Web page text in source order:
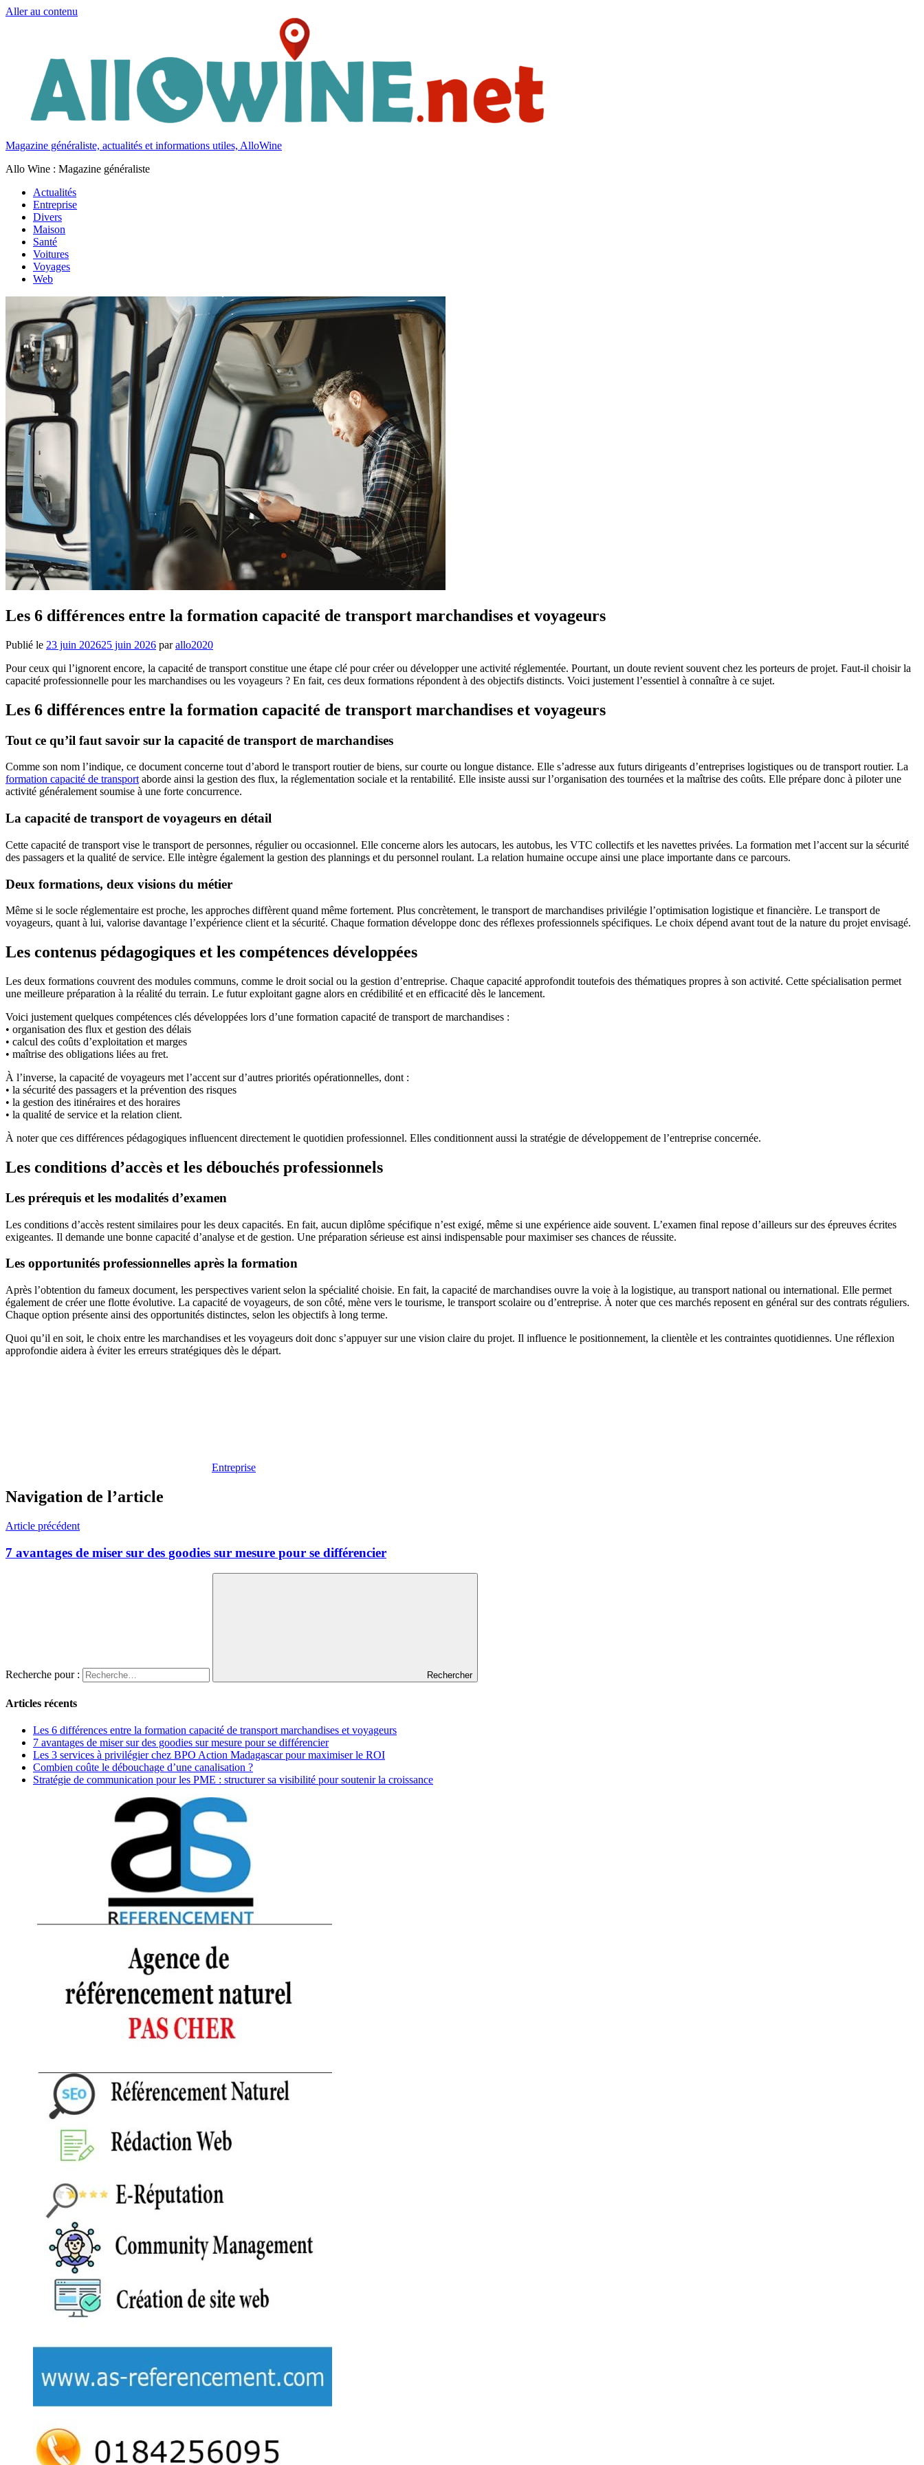
Aller au contenu
Magazine généraliste, actualités et informations utiles, AlloWine
Allo Wine : Magazine généraliste
Actualités
Entreprise
Divers
Maison
Santé
Voitures
Voyages
Web
Les 6 différences entre la formation capacité de transport marchandises et voyageurs
Publié le 23 juin 202625 juin 2026 parallo2020
Pour ceux qui l’ignorent encore, la capacité de transport constitue une étape clé pour créer ou développer une activité réglementée. Pourtant, un doute revient souvent chez les porteurs de projet. Faut-il choisir la
capacité professionnelle pour les marchandises ou les voyageurs ? En fait, ces deux formations répondent à des objectifs distincts. Voici justement l’essentiel à connaître à ce sujet.
Les 6 différences entre la formation capacité de transport marchandises et voyageurs
Tout ce qu’il faut savoir sur la capacité de transport de marchandises
Comme son nom l’indique, ce document concerne tout d’abord le transport routier de biens, sur courte ou longue distance. Elle s’adresse aux futurs dirigeants d’entreprises logistiques ou de transport routier. La
formation capacité de transport aborde ainsi la gestion des flux, la réglementation sociale et la rentabilité. Elle insiste aussi sur l’organisation des tournées et la maîtrise des coûts. Elle prépare donc à piloter une
activité généralement soumise à une forte concurrence.
La capacité de transport de voyageurs en détail
Cette capacité de transport vise le transport de personnes, régulier ou occasionnel. Elle concerne alors les autocars, les autobus, les VTC collectifs et les navettes privées. La formation met l’accent sur la sécurité
des passagers et la qualité de service. Elle intègre également la gestion des plannings et du personnel roulant. La relation humaine occupe ainsi une place importante dans ce parcours.
Deux formations, deux visions du métier
Même si le socle réglementaire est proche, les approches diffèrent quand même fortement. Plus concrètement, le transport de marchandises privilégie l’optimisation logistique et financière. Le transport de
voyageurs, quant à lui, valorise davantage l’expérience client et la sécurité. Chaque formation développe donc des réflexes professionnels spécifiques. Le choix dépend avant tout de la nature du projet envisagé.
Les contenus pédagogiques et les compétences développées
Les deux formations couvrent des modules communs, comme le droit social ou la gestion d’entreprise. Chaque capacité approfondit toutefois des thématiques propres à son activité. Cette spécialisation permet
une meilleure préparation à la réalité du terrain. Le futur exploitant gagne alors en crédibilité et en efficacité dès le lancement.
Voici justement quelques compétences clés développées lors d’une formation capacité de transport de marchandises :
• organisation des flux et gestion des délais
• calcul des coûts d’exploitation et marges
• maîtrise des obligations liées au fret.
À l’inverse, la capacité de voyageurs met l’accent sur d’autres priorités opérationnelles, dont :
• la sécurité des passagers et la prévention des risques
• la gestion des itinéraires et des horaires
• la qualité de service et la relation client.
À noter que ces différences pédagogiques influencent directement le quotidien professionnel. Elles conditionnent aussi la stratégie de développement de l’entreprise concernée.
Les conditions d’accès et les débouchés professionnels
Les prérequis et les modalités d’examen
Les conditions d’accès restent similaires pour les deux capacités. En fait, aucun diplôme spécifique n’est exigé, même si une expérience aide souvent. L’examen final repose d’ailleurs sur des épreuves écrites
exigeantes. Il demande une bonne capacité d’analyse et de gestion. Une préparation sérieuse est ainsi indispensable pour maximiser ses chances de réussite.
Les opportunités professionnelles après la formation
Après l’obtention du fameux document, les perspectives varient selon la spécialité choisie. En fait, la capacité de marchandises ouvre la voie à la logistique, au transport national ou international. Elle permet
également de créer une flotte évolutive. La capacité de voyageurs, de son côté, mène vers le tourisme, le transport scolaire ou d’entreprise. À noter que ces marchés reposent en général sur des contrats réguliers.
Chaque option présente ainsi des opportunités distinctes, selon les objectifs à long terme.
Quoi qu’il en soit, le choix entre les marchandises et les voyageurs doit donc s’appuyer sur une vision claire du projet. Il influence le positionnement, la clientèle et les contraintes quotidiennes. Une réflexion
approfondie aidera à éviter les erreurs stratégiques dès le départ.
Entreprise
Navigation de l’article
Article précédent
7 avantages de miser sur des goodies sur mesure pour se différencier
Recherche pour : Rechercher
Articles récents
Les 6 différences entre la formation capacité de transport marchandises et voyageurs
7 avantages de miser sur des goodies sur mesure pour se différencier
Les 3 services à privilégier chez BPO Action Madagascar pour maximiser le ROI
Combien coûte le débouchage d’une canalisation ?
Stratégie de communication pour les PME : structurer sa visibilité pour soutenir la croissance